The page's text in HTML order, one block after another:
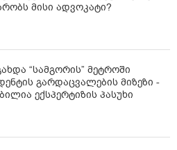
სთან ინტერვიუში.
მისი ადვოკატი?
“სამგორის” მეტროში
გარდაცვალების მიზეზი -
ექსპერტიზის პასუხი